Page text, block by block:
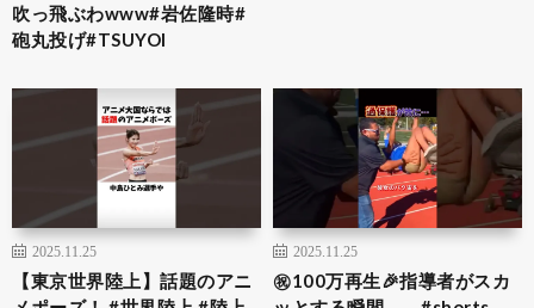
吹っ飛ぶわwww#岩佐隆時#
砲丸投げ#TSUYOI
2025.11.25
【東京世界陸上】話題のアニ
2025.11.25
㊗️100万再生🎉指導者がスカ